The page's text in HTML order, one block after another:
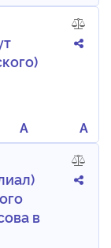
A
A
в